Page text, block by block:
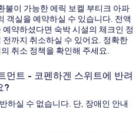
불이 가능한 에릭 보켈 부티크 아파
객실을 예약하실 수 있습니다. 전액
약하셨다면 숙박 시설의 체크인 정
까지 취소하실 수 있어요. 정확한
취소 정책을 확인해 주세요.
먼트 - 코펜하겐 스위트에 반려
?
하실 수 없습니다. 단, 장애인 안내